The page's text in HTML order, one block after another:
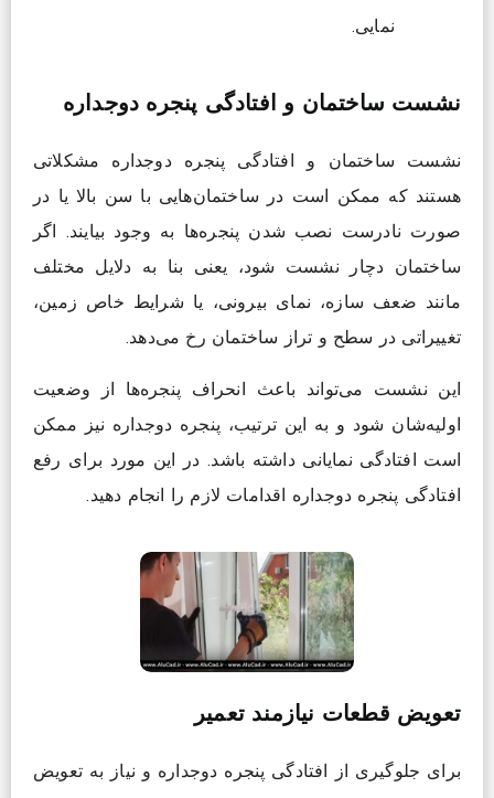
نمایی.
نشست ساختمان و افتادگی پنجره دوجداره
نشست ساختمان و افتادگی پنجره دوجداره مشکلاتی
هستند که ممکن است در ساختمان‌هایی با سن بالا یا در
صورت نادرست نصب شدن پنجره‌ها به وجود بیایند. اگر
ساختمان دچار نشست شود، یعنی بنا به دلایل مختلف
مانند ضعف سازه، نمای بیرونی، یا شرایط خاص زمین،
تغییراتی در سطح و تراز ساختمان رخ می‌دهد.
این نشست می‌تواند باعث انحراف پنجره‌ها از وضعیت
اولیه‌شان شود و به این ترتیب، پنجره دوجداره نیز ممکن
است افتادگی نمایانی داشته باشد. در این مورد برای رفع
افتادگی پنجره دوجداره اقدامات لازم را انجام دهید.
تعویض قطعات نیازمند تعمیر
برای جلوگیری از افتادگی پنجره دوجداره و نیاز به تعویض